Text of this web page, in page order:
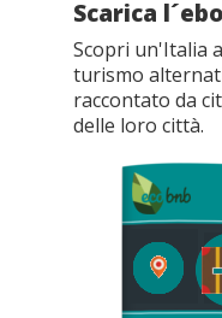
Scarica
Scopri un'Italia
turismo
raccontato da
delle loro città.